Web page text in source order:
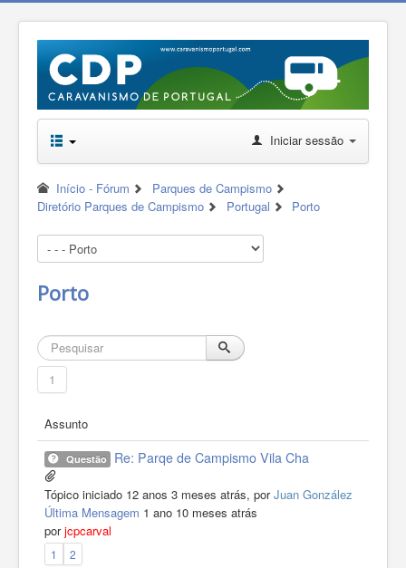
Iniciar sessão
Início - Fórum
Parques de Campismo
Diretório Parques de Campismo
Portugal Porto
Porto
1
Assunto
Questão Re: Parqe de Campismo Vila Cha
Tópico iniciado 12 anos 3 meses atrás, porJuan González
Última Mensagem 1 ano 10 meses atrás
porjcpcarval
1 2